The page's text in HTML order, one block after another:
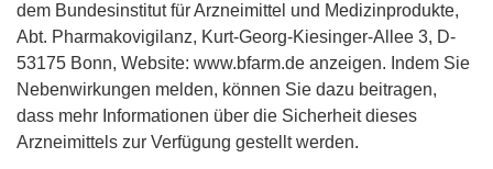
dem Bundesinstitut für Arzneimittel und Medizinprodukte,
Abt. Pharmakovigilanz, Kurt-Georg-Kiesinger-Allee 3, D-
53175 Bonn, Website: www.bfarm.de anzeigen. Indem Sie
Nebenwirkungen melden, können Sie dazu beitragen,
dass mehr Informationen über die Sicherheit dieses
Arzneimittels zur Verfügung gestellt werden.